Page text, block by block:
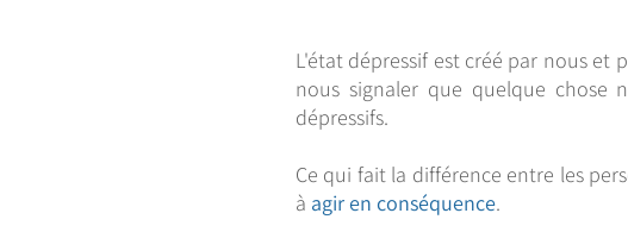
L'état dépressif est créé par nous et
nous signaler que quelque chose
dépressifs.
Ce qui fait la différence entre les
à agir en conséquence.